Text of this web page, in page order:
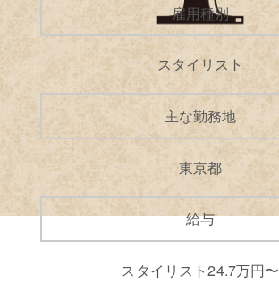
雇用種別
スタイリスト
主な勤務地
東京都
給与
スタイリスト24.7万円〜